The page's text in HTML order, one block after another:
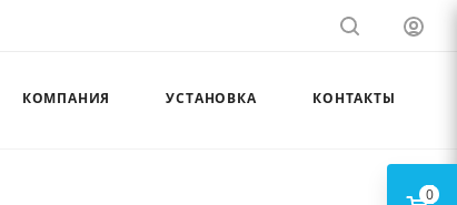
КОМПАНИЯ УСТАНОВКА КОНТАКТЫ
0